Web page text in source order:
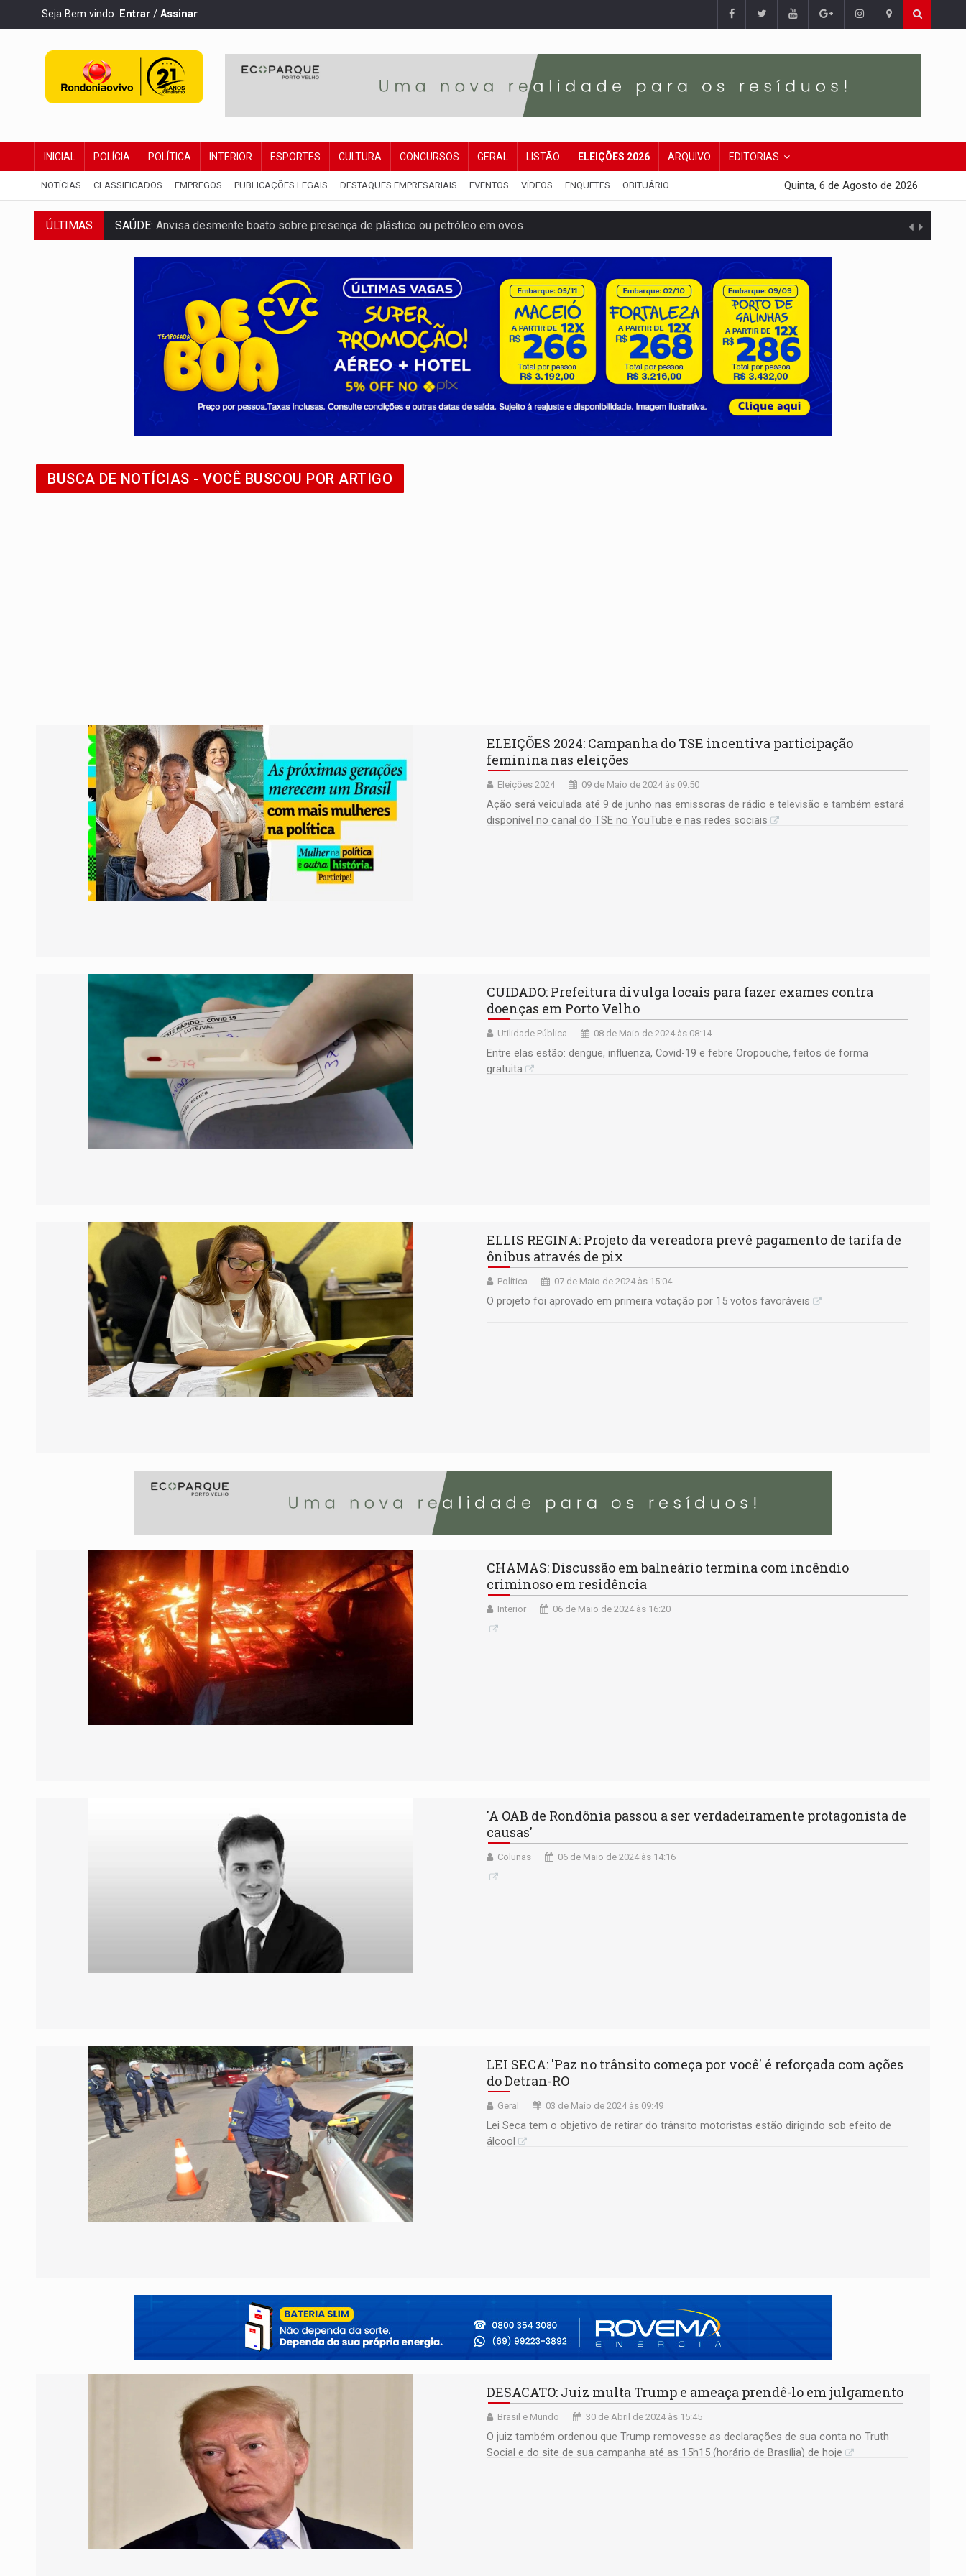
Seja Bem vindo. Entrar / Assinar
INICIAL POLÍCIA POLÍTICA INTERIOR ESPORTES CULTURA CONCURSOS GERAL LISTÃO ELEIÇÕES 2026 ARQUIVO EDITORIAS
NOTÍCIAS CLASSIFICADOS EMPREGOS PUBLICAÇÕES LEGAIS DESTAQUES EMPRESARIAIS EVENTOS VÍDEOS ENQUETES OBITUÁRIO Quinta, 6 de Agosto de 2026
ÚLTIMAS
SAÚDE:Anvisa desmente boato sobre presença de plástico ou petróleo em ovos
VÍDEO:Pitbulls fogem de residência e atacam casal de idosos na zona Leste
AÇÃO CONJUNTA: Forças policiais apreendem cerca de 1kg de ouro em Rondônia
PF ESTÁ APURANDO:Flávio Bolsonaro escolhe Alfredo Gaspar como vice, alvo de denúncia por estupro
Homem é esfaqueado no peito durante briga entre vizinhos
Denarc e Receita Federal apreendem 12 kg de skunk e arma que iam para o Sudeste
OPERAÇÃO DA PC:Membros do CV são presos com armas e drogas após crime de tortur@
ENTRADA GRATUITA:Espetáculo As Marias Somos Nós será apresentado na capital
CELEBRAÇÃO:Cerejeiras completa 43 anos de emancipação com programação esportiva
BUSCA DE NOTÍCIAS - VOCÊ BUSCOU POR ARTIGO
ELEIÇÕES 2024: Campanha do TSE incentiva participação
feminina nas eleições
Eleições 2024 09 de Maio de 2024 às 09:50
Ação será veiculada até 9 de junho nas emissoras de rádio e televisão e também estará
disponível no canal do TSE no YouTube e nas redes sociais
CUIDADO: Prefeitura divulga locais para fazer exames contra
doenças em Porto Velho
Utilidade Pública 08 de Maio de 2024 às 08:14
Entre elas estão: dengue, influenza, Covid-19 e febre Oropouche, feitos de forma
gratuita
ELLIS REGINA: Projeto da vereadora prevê pagamento de tarifa de
ônibus através de pix
Política 07 de Maio de 2024 às 15:04
O projeto foi aprovado em primeira votação por 15 votos favoráveis
CHAMAS: Discussão em balneário termina com incêndio
criminoso em residência
Interior 06 de Maio de 2024 às 16:20
'A OAB de Rondônia passou a ser verdadeiramente protagonista de
causas'
Colunas 06 de Maio de 2024 às 14:16
LEI SECA: 'Paz no trânsito começa por você' é reforçada com ações
do Detran-RO
Geral 03 de Maio de 2024 às 09:49
Lei Seca tem o objetivo de retirar do trânsito motoristas estão dirigindo sob efeito de
álcool
DESACATO: Juiz multa Trump e ameaça prendê-lo em julgamento
Brasil e Mundo 30 de Abril de 2024 às 15:45
O juiz também ordenou que Trump removesse as declarações de sua conta no Truth
Social e do site de sua campanha até as 15h15 (horário de Brasília) de hoje